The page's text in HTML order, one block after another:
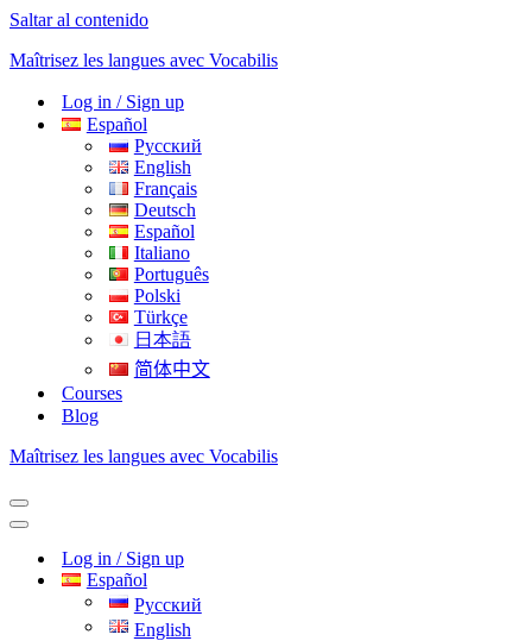
Saltar al contenido
Maîtrisez les langues avec Vocabilis
Log in / Sign up
Español
Русский
English
Français
Deutsch
Español
Italiano
Português
Polski
Türkçe
日本語
简体中文
Courses
Blog
Maîtrisez les langues avec Vocabilis
Menú
de
Menú
navegaciónLog in / Sign up
Español
Русский
English